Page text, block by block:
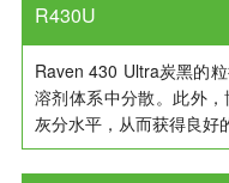
R430U
Raven 430 Ultra炭黑的
溶剂体系中分散。此外
灰分水平，从而获得良好